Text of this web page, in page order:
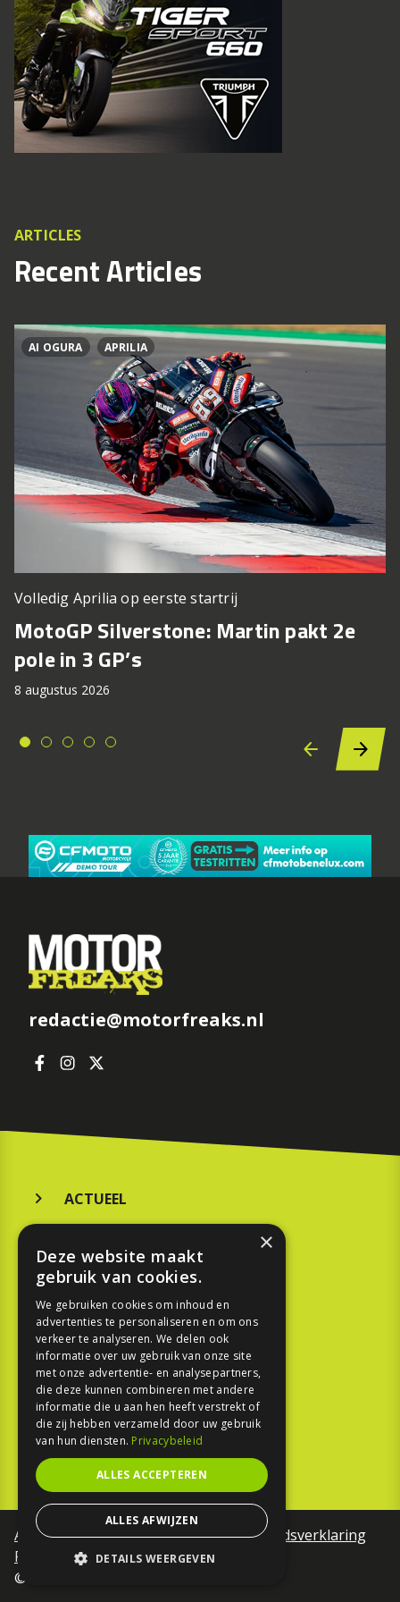
ARTICLES
Recent Articles
AI OGURA APRILIA
Volledig Aprilia op eerste startrij
MotoGP Silverstone: Martin pakt 2e
pole in 3 GP’s
8 augustus 2026
redactie@motorfreaks.nl
ACTUEEL
KOOPGIDS
TESTEN
SPORT
REPORTAGE
TOUREN
NIEUWSBRIEF
Algemene voorwaardenToegankelijkheidsverklaring
Privacy Policy
©Motorfreaks 2026
×
Deze website maakt
gebruik van cookies.
We gebruiken cookies om inhoud en
advertenties te personaliseren en om ons
verkeer te analyseren. We delen ook
informatie over uw gebruik van onze site
met onze advertentie- en analysepartners,
die deze kunnen combineren met andere
informatie die u aan hen heeft verstrekt of
die zij hebben verzameld door uw gebruik
van hun diensten. Privacybeleid
ALLES ACCEPTEREN
ALLES AFWIJZEN
DETAILS WEERGEVEN